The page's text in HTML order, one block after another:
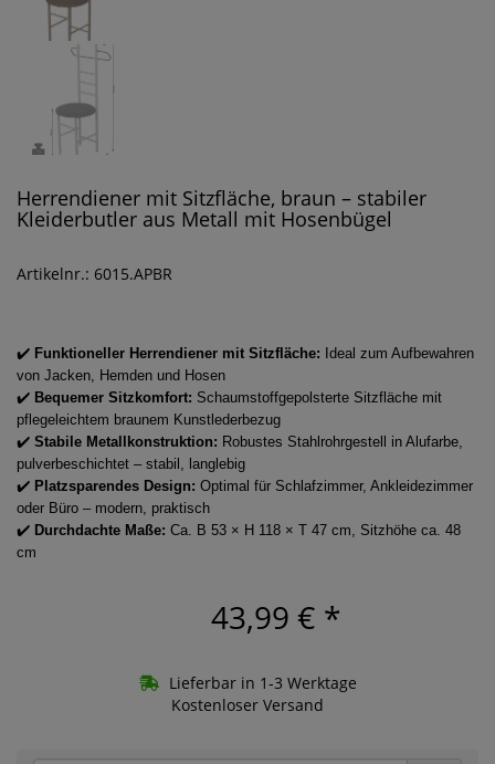
Herrendiener mit Sitzfläche, braun – stabiler
Kleiderbutler aus Metall mit Hosenbügel
Artikelnr.: 6015.APBR
✔️ Funktioneller Herrendiener mit Sitzfläche: Ideal zum Aufbewahren
von Jacken, Hemden und Hosen
✔️ Bequemer Sitzkomfort: Schaumstoffgepolsterte Sitzfläche mit
pflegeleichtem braunem Kunstlederbezug
✔️ Stabile Metallkonstruktion: Robustes Stahlrohrgestell in Alufarbe,
pulverbeschichtet – stabil, langlebig
✔️ Platzsparendes Design: Optimal für Schlafzimmer, Ankleidezimmer
oder Büro – modern, praktisch
✔️ Durchdachte Maße: Ca. B 53 × H 118 × T 47 cm, Sitzhöhe ca. 48
cm
43,99 € *
Lieferbar in 1-3 Werktage
Kostenloser Versand